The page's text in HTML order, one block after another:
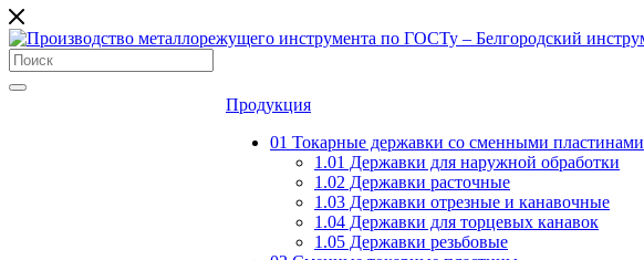
Продукция
01 Токарные державки со сменными пластинами
1.01 Державки для наружной обработки
1.02 Державки расточные
1.03 Державки отрезные и канавочные
1.04 Державки для торцевых канавок
1.05 Державки резьбовые